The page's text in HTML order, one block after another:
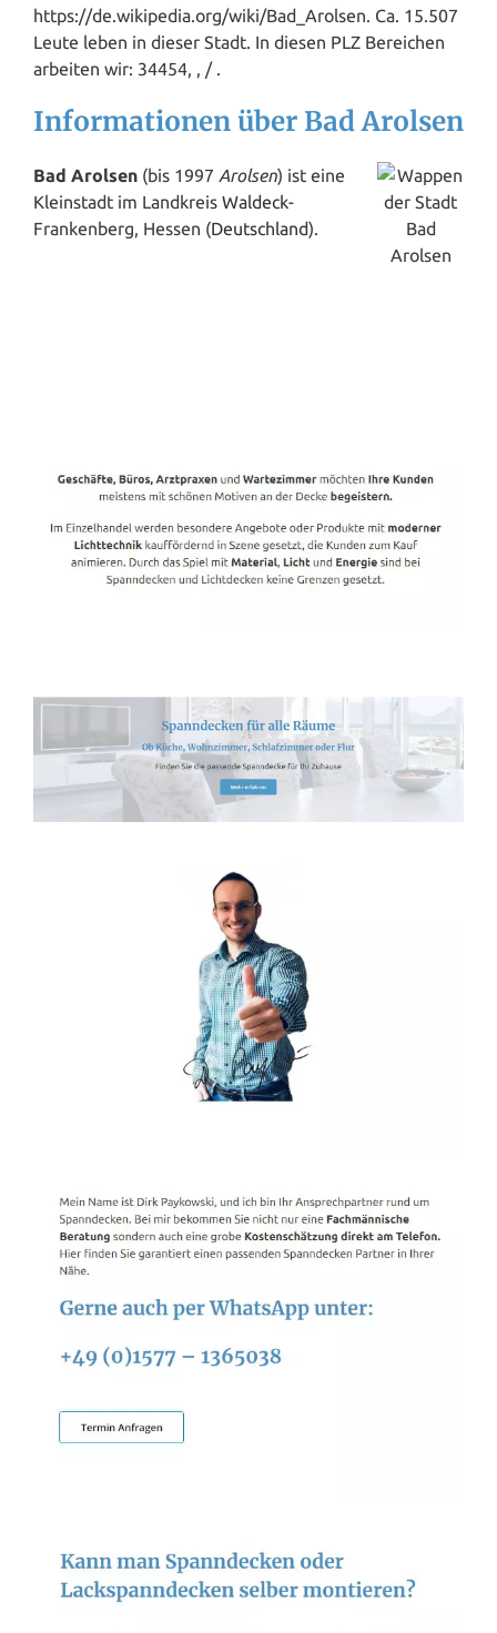
https://de.wikipedia.org/wiki/Bad_Arolsen. Ca. 15.507
Leute leben in dieser Stadt. In diesen PLZ Bereichen
arbeiten wir: 34454, , / .
Informationen über Bad Arolsen
Bad Arolsen (bis 1997 Arolsen) ist eine
Kleinstadt im Landkreis Waldeck-
Frankenberg, Hessen (Deutschland).